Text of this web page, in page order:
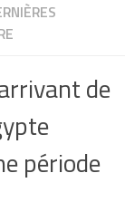
de
période